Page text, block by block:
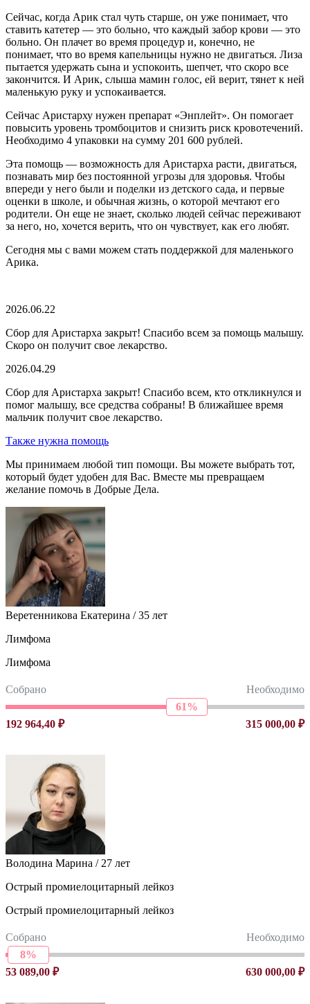
Сейчас, когда Арик стал чуть старше, он уже понимает, что
ставить катетер — это больно, что каждый забор крови — это
больно. Он плачет во время процедур и, конечно, не
понимает, что во время капельницы нужно не двигаться. Лиза
пытается удержать сына и успокоить, шепчет, что скоро все
закончится. И Арик, слыша мамин голос, ей верит, тянет к ней
маленькую руку и успокаивается.
Сейчас Аристарху нужен препарат «Энплейт». Он помогает
повысить уровень тромбоцитов и снизить риск кровотечений.
Необходимо 4 упаковки на сумму 201 600 рублей.
Эта помощь — возможность для Аристарха расти, двигаться,
познавать мир без постоянной угрозы для здоровья. Чтобы
впереди у него были и поделки из детского сада, и первые
оценки в школе, и обычная жизнь, о которой мечтают его
родители. Он еще не знает, сколько людей сейчас переживают
за него, но, хочется верить, что он чувствует, как его любят.
Сегодня мы с вами можем стать поддержкой для маленького
Арика.
2026.06.22
Сбор для Аристарха закрыт! Спасибо всем за помощь малышу.
Скоро он получит свое лекарство.
2026.04.29
Сбор для Аристарха закрыт! Спасибо всем, кто откликнулся и
помог малышу, все средства собраны! В ближайшее время
мальчик получит свое лекарство.
Также нужна помощь
Мы принимаем любой тип помощи. Вы можете выбрать тот,
который будет удобен для Вас. Вместе мы превращаем
желание помочь в Добрые Дела.
Веретенникова Екатерина / 35 лет
Лимфома
Лимфома
Собрано
Необходимо
61%
192 964,40 ₽
315 000,00 ₽
Володина Марина / 27 лет
Острый промиелоцитарный лейкоз
Острый промиелоцитарный лейкоз
Собрано
Необходимо
8%
53 089,00 ₽
630 000,00 ₽